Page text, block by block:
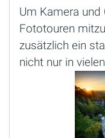
Um Kamera
Fototouren
zusätzlich ein
nicht nur in